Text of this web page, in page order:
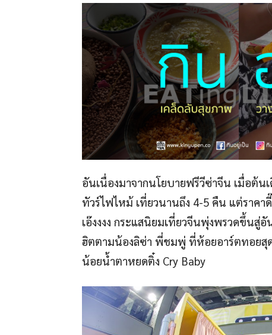
อันเนื่องมาจากนโยบายฟรีวีซ่าจีน เมื่อต้
ทัวร์ไฟไหม้ เที่ยวนานถึง 4-5 คืน แต่ราค
เอ๊งงงง กระแสนิยมเที่ยวจีนพุ่งพรวดขึ้นสู่
ฮิตตามน้องลิซ่า พี่ชมพู่ ที่ห้อยอาร์ตทอยสุ
น้อยน้ำตาหยดติ๋ง Cry Baby